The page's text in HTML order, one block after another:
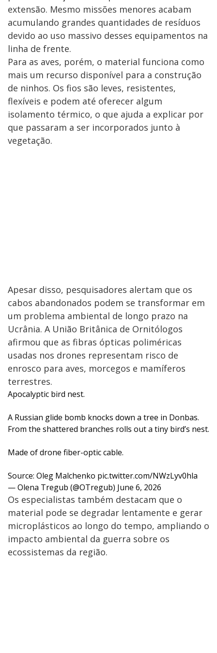
extensão. Mesmo missões menores acabam
acumulando grandes quantidades de resíduos
devido ao uso massivo desses equipamentos na
linha de frente.
Para as aves, porém, o material funciona como
mais um recurso disponível para a construção
de ninhos. Os fios são leves, resistentes,
flexíveis e podem até oferecer algum
isolamento térmico, o que ajuda a explicar por
que passaram a ser incorporados junto à
vegetação.
Apesar disso, pesquisadores alertam que os
cabos abandonados podem se transformar em
um problema ambiental de longo prazo na
Ucrânia. A União Britânica de Ornitólogos
afirmou que as fibras ópticas poliméricas
usadas nos drones representam risco de
enrosco para aves, morcegos e mamíferos
terrestres.
Apocalyptic bird nest.
A Russian glide bomb knocks down a tree in Donbas.
From the shattered branches rolls out a tiny bird’s nest.
Made of drone fiber-optic cable.
Source: Oleg Malchenko pic.twitter.com/NWzLyv0hla
— Olena Tregub (@OTregub) June 6, 2026
Os especialistas também destacam que o
material pode se degradar lentamente e gerar
microplásticos ao longo do tempo, ampliando o
impacto ambiental da guerra sobre os
ecossistemas da região.